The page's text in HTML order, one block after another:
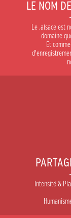
LE NOM
Le .alsace est
domaine
Et
Intensité &